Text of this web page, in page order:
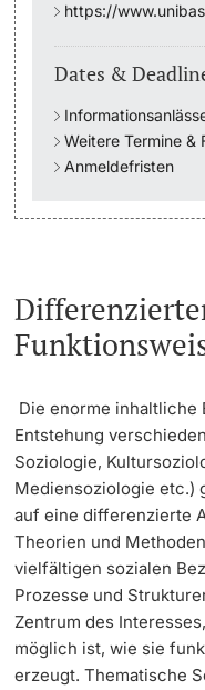
Student Advice
Career Counseling
Coordination
Support Services
Learning &
AI in learning and
Digital learning
Language Center
https://
Dates &
Weitere Termine &
Anmeldefristen
Die enorme inhaltliche
Entstehung
Soziologie,
Mediensoziologie etc.)
auf eine differenzierte
Theorien und
vielfältigen sozialen
Prozesse und
Zentrum des
möglich ist, wie sie
erzeugt. Thematische